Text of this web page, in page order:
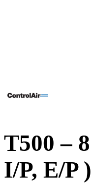
T500 –
I/P, E/P )